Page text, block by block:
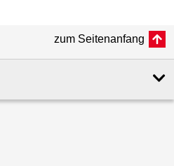
zum Seitenanfang